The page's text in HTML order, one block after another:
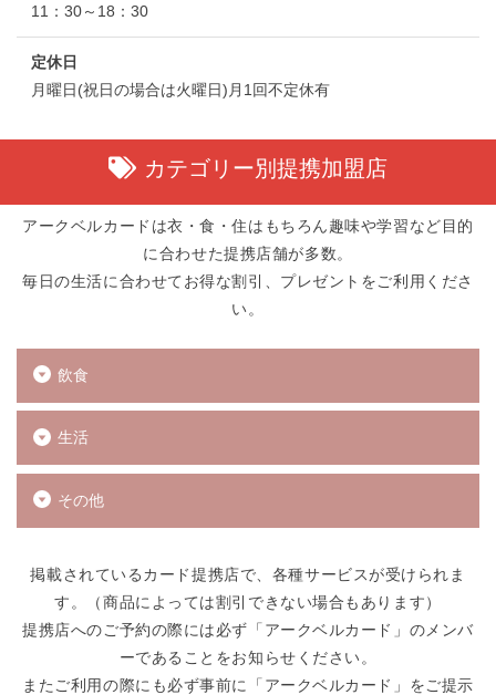
11：30～18：30
定休日
月曜日(祝日の場合は火曜日)月1回不定休有
カテゴリー別提携加盟店
アークベルカードは衣・食・住はもちろん趣味や学習など目的
に合わせた提携店舗が多数。
毎日の生活に合わせてお得な割引、プレゼントをご利用くださ
い。
飲食
生活
その他
掲載されているカード提携店で、各種サービスが受けられま
す。（商品によっては割引できない場合もあります）
提携店へのご予約の際には必ず「アークベルカード」のメンバ
ーであることをお知らせください。
またご利用の際にも必ず事前に「アークベルカード」をご提示